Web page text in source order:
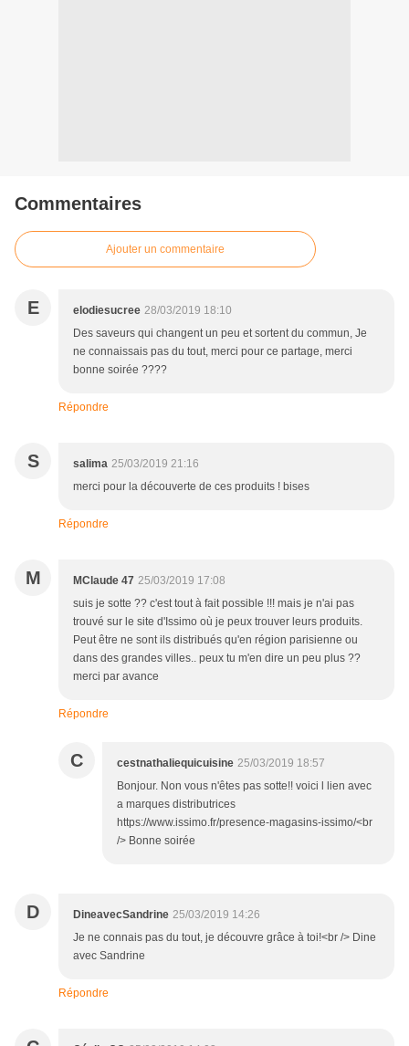
Commentaires
Ajouter un commentaire
E elodiesucree 28/03/2019 18:10
Des saveurs qui changent un peu et sortent du commun, Je
ne connaissais pas du tout, merci pour ce partage, merci
bonne soirée ????
Répondre
S salima 25/03/2019 21:16
merci pour la découverte de ces produits ! bises
Répondre
M MClaude 47 25/03/2019 17:08
suis je sotte ?? c'est tout à fait possible !!! mais je n'ai pas
trouvé sur le site d'Issimo où je peux trouver leurs produits.
Peut être ne sont ils distribués qu'en région parisienne ou
dans des grandes villes.. peux tu m'en dire un peu plus ??
merci par avance
Répondre
C cestnathaliequicuisine 25/03/2019 18:57
Bonjour. Non vous n'êtes pas sotte!! voici l lien avec
a marques distributrices
https://www.issimo.fr/presence-magasins-issimo/<br
/> Bonne soirée
D DineavecSandrine 25/03/2019 14:26
Je ne connais pas du tout, je découvre grâce à toi!<br /> Dine
avec Sandrine
Répondre